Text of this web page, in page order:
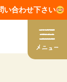
い合わせ下さい